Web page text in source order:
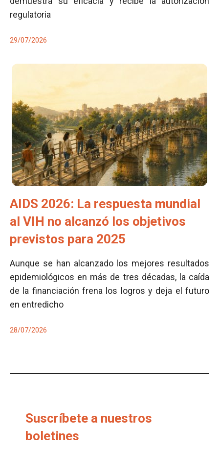
regulatoria
29/07/2026
AIDS 2026: La respuesta mundial
al VIH no alcanzó los objetivos
previstos para 2025
Aunque se han alcanzado los mejores resultados
epidemiológicos en más de tres décadas, la caída
de la financiación frena los logros y deja el futuro
en entredicho
28/07/2026
Suscríbete a nuestros
boletines